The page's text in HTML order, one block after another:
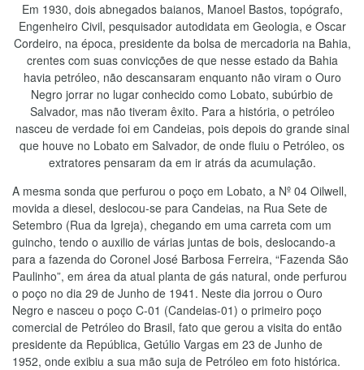
Em 1930, dois abnegados baianos, Manoel Bastos, topógrafo,
Engenheiro Civil, pesquisador autodidata em Geologia, e Oscar
Cordeiro, na época, presidente da bolsa de mercadoria na Bahia,
crentes com suas convicções de que nesse estado da Bahia
havia petróleo, não descansaram enquanto não viram o Ouro
Negro jorrar no lugar conhecido como Lobato, subúrbio de
Salvador, mas não tiveram êxito. Para a história, o petróleo
nasceu de verdade foi em Candeias, pois depois do grande sinal
que houve no Lobato em Salvador, de onde fluiu o Petróleo, os
extratores pensaram da em ir atrás da acumulação.
A mesma sonda que perfurou o poço em Lobato, a Nº 04 Oilwell,
movida a diesel, deslocou-se para Candeias, na Rua Sete de
Setembro (Rua da Igreja), chegando em uma carreta com um
guincho, tendo o auxilio de várias juntas de bois, deslocando-a
para a fazenda do Coronel José Barbosa Ferreira, “Fazenda São
Paulinho”, em área da atual planta de gás natural, onde perfurou
o poço no dia 29 de Junho de 1941. Neste dia jorrou o Ouro
Negro e nasceu o poço C-01 (Candeias-01) o primeiro poço
comercial de Petróleo do Brasil, fato que gerou a visita do então
presidente da República, Getúlio Vargas em 23 de Junho de
1952, onde exibiu a sua mão suja de Petróleo em foto histórica.